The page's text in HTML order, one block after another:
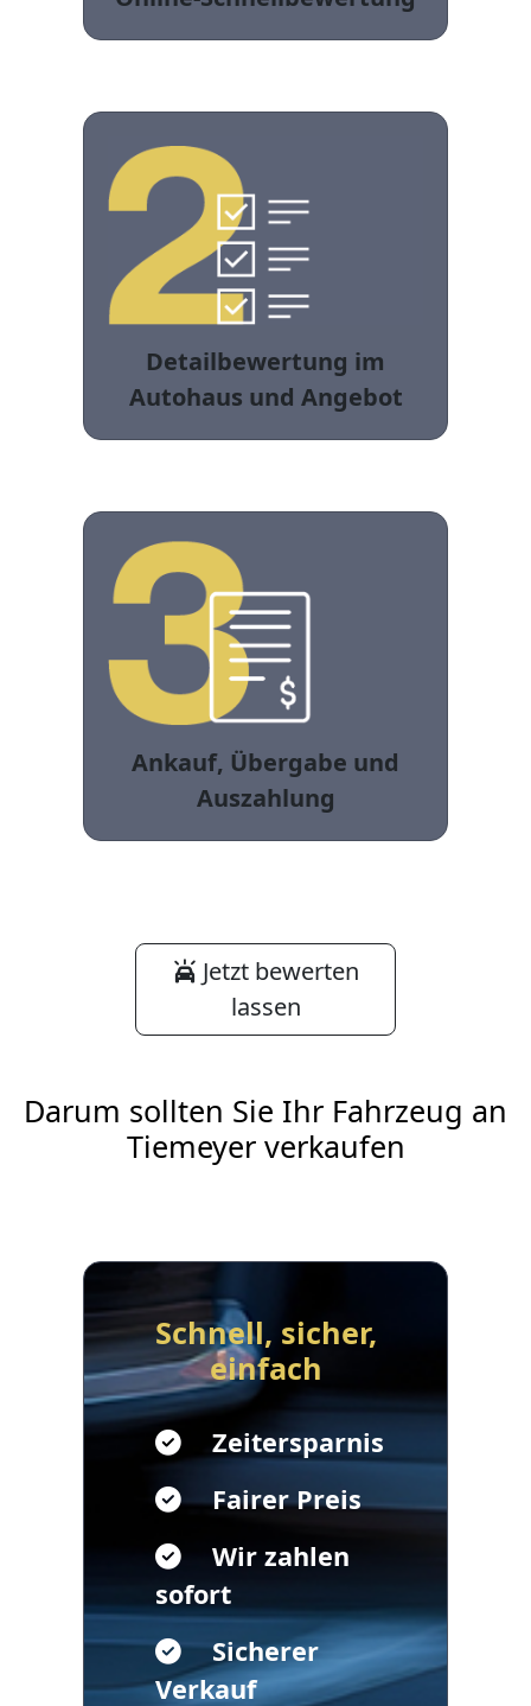
Detailbewertung im
Autohaus und Angebot
Ankauf, Übergabe und
Auszahlung
Jetzt bewerten
lassen
Darum sollten Sie Ihr Fahrzeug an
Tiemeyer verkaufen
Schnell, sicher,
einfach
Zeitersparnis
Fairer Preis
Wir zahlen
sofort
Sicherer
Verkauf